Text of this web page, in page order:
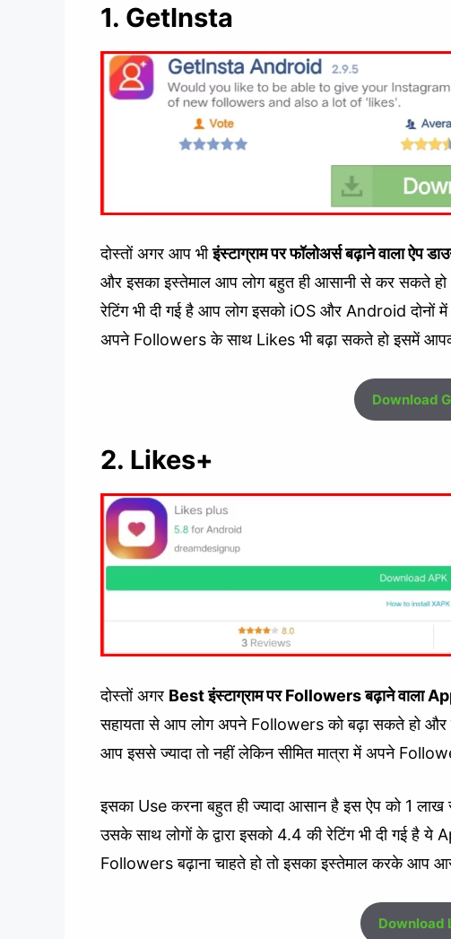
1. GetInsta
दोस्तों अगर आप भीइंस्टाग्राम पर फॉलोअर्स बढ़ाने वाला ऐप
और इसका इस्तेमाल आप लोग बहुत ही आसानी से कर सकते हो
रेटिंग भी दी गई है आप लोग इसको iOS और Android
अपने Followers के साथ Likes भी बढ़ा सकते हो इसमें
Download
2. Likes+
दोस्तों अगर Best इंस्टाग्राम पर Followers बढ़ाने वाला
सहायता से आप लोग अपने Followers को बढ़ा सकते हो और
आप इससे ज्यादा तो नहीं लेकिन सीमित मात्रा में अपने
इसका Use करना बहुत ही ज्यादा आसान है इस ऐप को 1 लाख से
उसके साथ लोगों के द्वारा इसको 4.4 की रेटिंग भी दी गई है
Followers बढ़ाना चाहते हो तो इसका इस्तेमाल करके आप
Download